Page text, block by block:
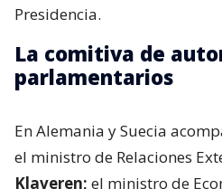
Presidencia.
La comitiva de
parlamentarios
En Alemania y Suecia
el ministro de Relaciones
Klaveren; el ministro de